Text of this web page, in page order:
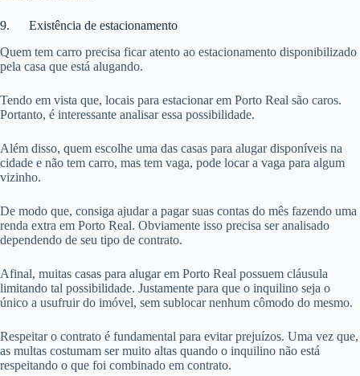
9. Existência de estacionamento
Quem tem carro precisa ficar atento ao estacionamento disponibilizado
pela casa que está alugando.
Tendo em vista que, locais para estacionar em Porto Real são caros.
Portanto, é interessante analisar essa possibilidade.
Além disso, quem escolhe uma das casas para alugar disponíveis na
cidade e não tem carro, mas tem vaga, pode locar a vaga para algum
vizinho.
De modo que, consiga ajudar a pagar suas contas do mês fazendo uma
renda extra em Porto Real. Obviamente isso precisa ser analisado
dependendo de seu tipo de contrato.
Afinal, muitas casas para alugar em Porto Real possuem cláusula
limitando tal possibilidade. Justamente para que o inquilino seja o
único a usufruir do imóvel, sem sublocar nenhum cômodo do mesmo.
Respeitar o contrato é fundamental para evitar prejuízos. Uma vez que,
as multas costumam ser muito altas quando o inquilino não está
respeitando o que foi combinado em contrato.